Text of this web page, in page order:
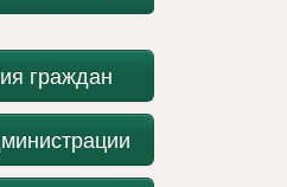
граждан